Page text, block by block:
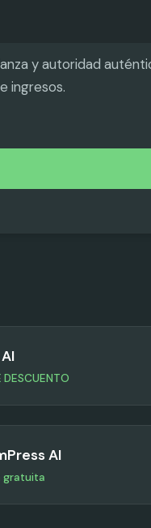
y autoridad
ingresos.
DESCUENTO
AI
gratuita